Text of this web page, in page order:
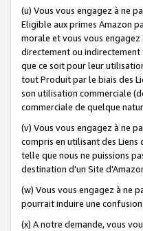
(u) Vous vous engagez à ne
Eligible aux primes Amazon
morale et vous vous
directement ou indirectement
que ce soit pour leur
tout Produit par le biais des
son utilisation commerciale
commerciale de quelque
(v) Vous vous engagez à ne
compris en utilisant des
telle que nous ne puissions
destination d'un Site
(w) Vous vous engagez à ne
pourrait induire une
(x) A notre demande, vous